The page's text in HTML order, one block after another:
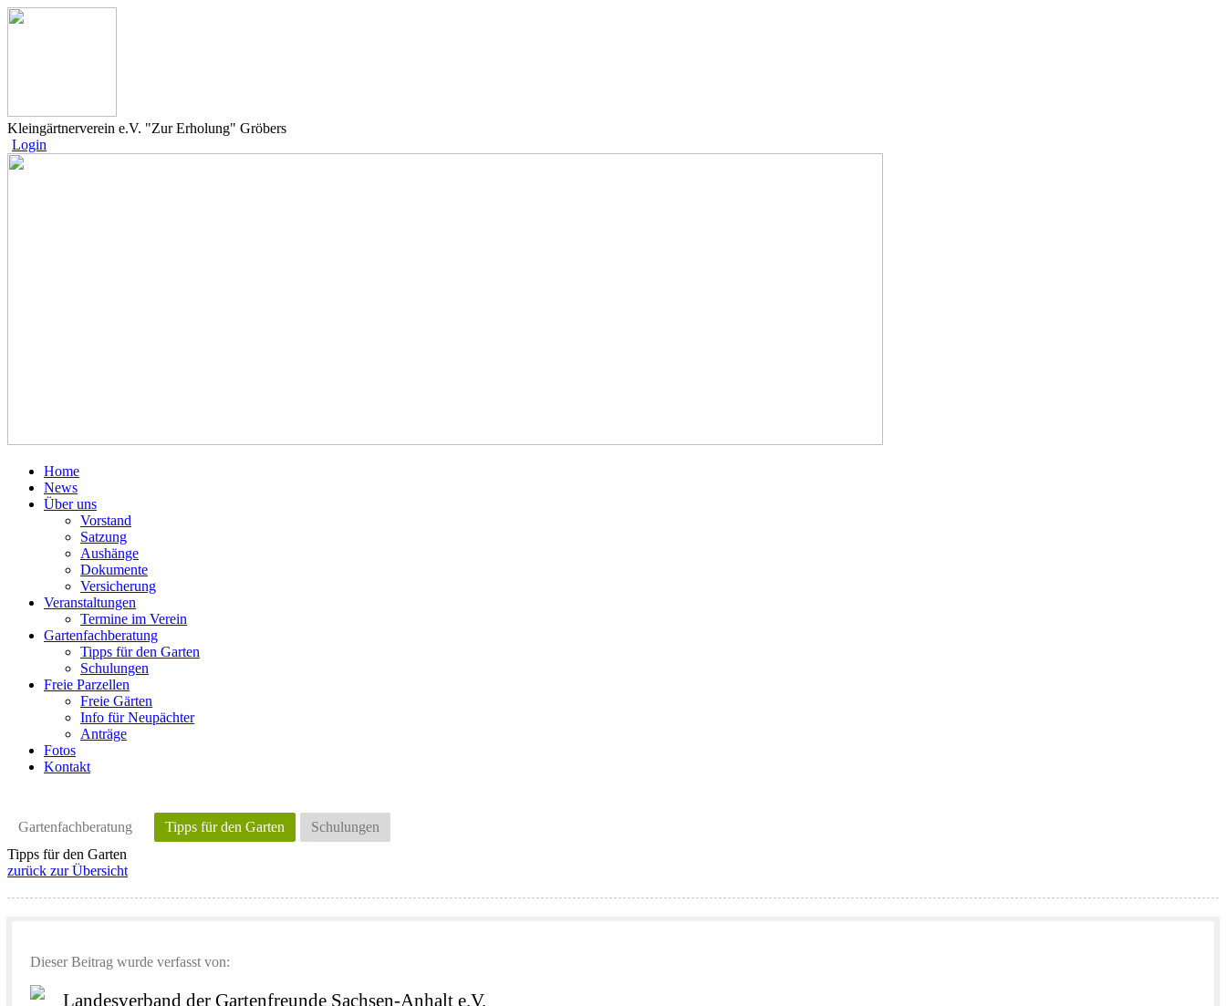
Kleingärtnerverein e.V. "Zur Erholung" Gröbers
Login
Home
News
Über uns
Vorstand
Satzung
Aushänge
Dokumente
Versicherung
Veranstaltungen
Termine im Verein
Gartenfachberatung
Tipps für den Garten
Schulungen
Freie Parzellen
Freie Gärten
Info für Neupächter
Anträge
Fotos
Kontakt
Gartenfachberatung Tipps für den Garten
Schulungen
Tipps für den Garten
zurück zur Übersicht
Dieser Beitrag wurde verfasst von:
Landesverband der Gartenfreunde Sachsen-Anhalt e.V.